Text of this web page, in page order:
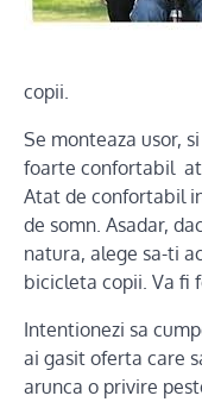
copii.
Se monteaza usor,
foarte confortabil
Atat de confortabil
de somn. Asadar,
natura, alege sa-ti
bicicleta copii. Va fi
Intentionezi sa
ai gasit oferta care
arunca o privire